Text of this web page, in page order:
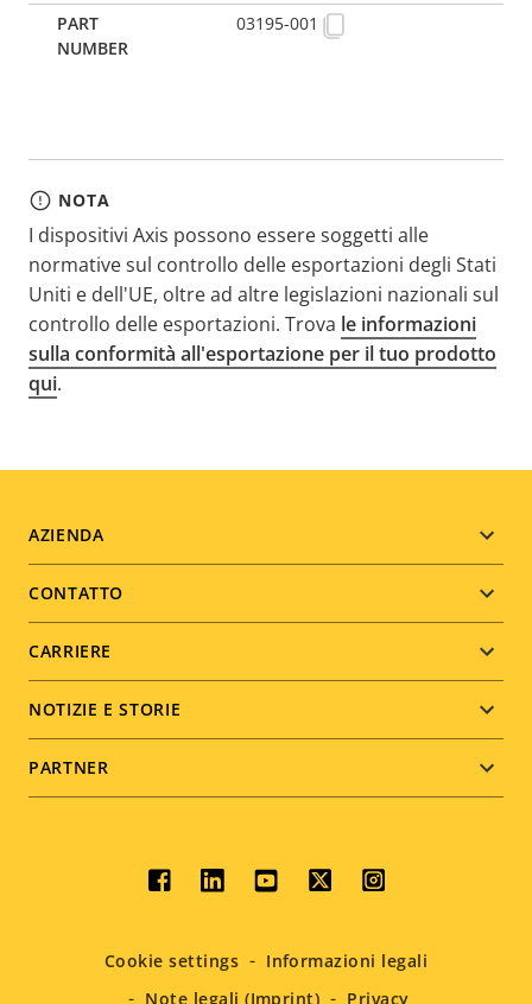
03195-001
NOTA
I dispositivi Axis possono essere soggetti alle
normative sul controllo delle esportazioni degli Stati
Uniti e dell'UE, oltre ad altre legislazioni nazionali sul
controllo delle esportazioni. Trova le informazioni
sulla conformità all'esportazione per il tuo prodotto
qui.
Footer
menu
AZIENDA
CONTATTO
CARRIERE
NOTIZIE E STORIE
PARTNER
Social
menu
Cookie settings
Informazioni legali
Note legali (Imprint)
Privacy